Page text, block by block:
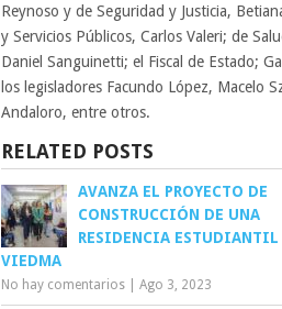
Reynoso y de Seguridad y Justicia,
y Servicios Públicos, Carlos Valeri; de
Daniel Sanguinetti; el Fiscal de Estado;
los legisladores Facundo López, Macelo
Andaloro, entre otros.
RELATED POSTS
AVANZA EL PROYECTO DE
CONSTRUCCIÓN DE UNA
RESIDENCIA ESTUDIANTIL
VIEDMA
No hay comentarios Ago 3, 2023